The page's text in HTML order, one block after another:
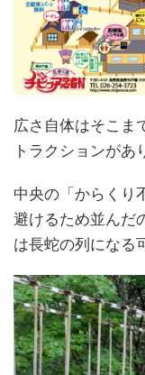
広さ自体はそこま
トラクションがあ
中央の「からくり
避けるため並んだ
は長蛇の列になる